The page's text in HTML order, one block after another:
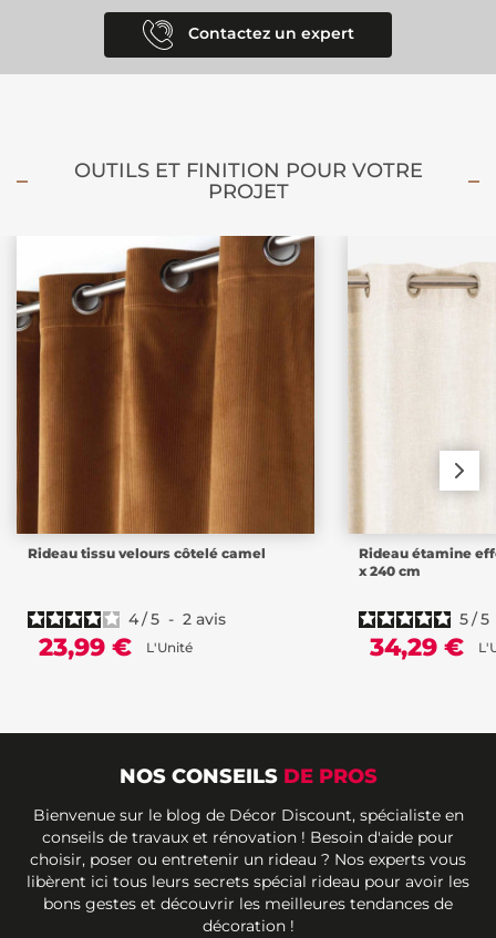
Contactez un expert
OUTILS ET FINITION POUR VOTRE
PROJET
Rideau tissu velours côtelé camel
4/5 - 2 avis
23,99 € L'Unité
Rideau étamine
x 240 cm
5/5
34,29 €
NOS CONSEILS DE PROS
Bienvenue sur le blog de Décor Discount, spécialiste en
conseils de travaux et rénovation ! Besoin d'aide pour
choisir, poser ou entretenir un rideau ? Nos experts vous
libèrent ici tous leurs secrets spécial rideau pour avoir les
bons gestes et découvrir les meilleures tendances de
décoration !